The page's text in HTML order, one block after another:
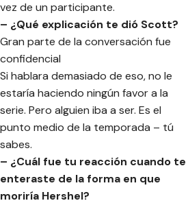
vez de un participante.
– ¿Qué explicación te dió Scott?
Gran parte de la conversación fue
confidencial
Si hablara demasiado de eso, no le
estaría haciendo ningún favor a la
serie. Pero alguien iba a ser. Es el
punto medio de la temporada – tú
sabes.
– ¿Cuál fue tu reacción cuando te
enteraste de la forma en que
moriría Hershel?